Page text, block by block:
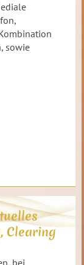
sowie
Clearing
bei